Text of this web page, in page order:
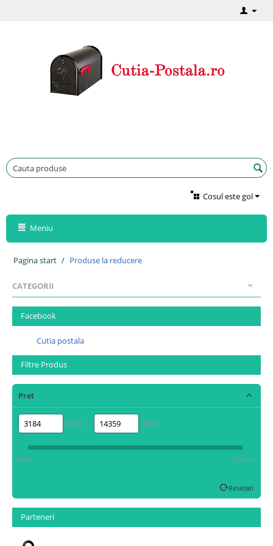
Cosul este gol
Meniu
Pagina start / Produse la reducere
CATEGORII
Facebook
Cutia postala
Filtre Produs
Pret
RON – RON
3184RON 14359RON
Resetati
Parteneri